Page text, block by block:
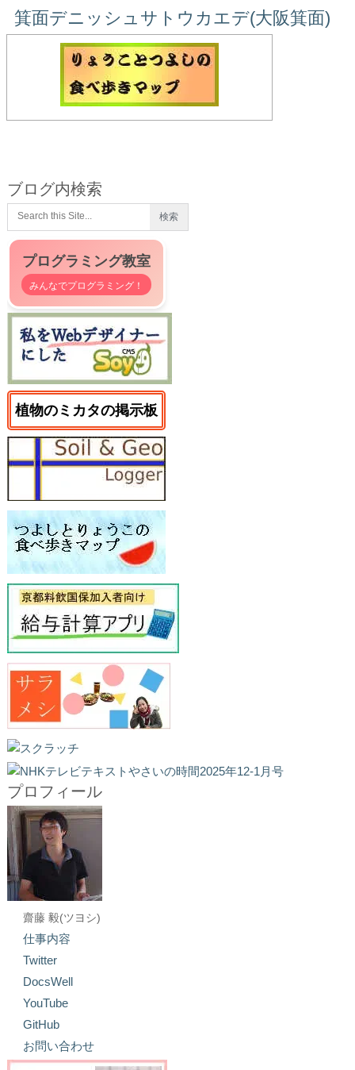
箕面デニッシュサトウカエデ(大阪箕面)
ブログ内検索
プログラミング教室
みんなでプログラミング！
植物のミカタの掲示板
プロフィール
齋藤 毅(ツヨシ)
仕事内容
Twitter
DocsWell
YouTube
GitHub
お問い合わせ